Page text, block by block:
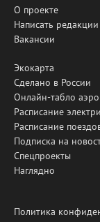
О проекте
Написать редакции
Вакансии
Экокарта
Сделано в России
Онлайн-табло
Расписание
Расписание
Подписка на
Спецпроекты
Наглядно
Политика